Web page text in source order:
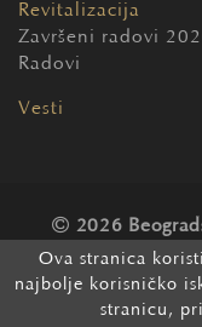
Ova stranica
najbolje korisničko
stranicu,
Revitalizacija
Završeni radovi
Radovi
Vesti
2026